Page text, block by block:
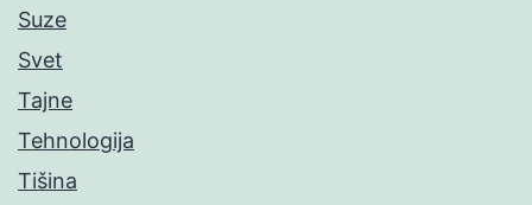
Suze
Svet
Tajne
Tehnologija
Tišina